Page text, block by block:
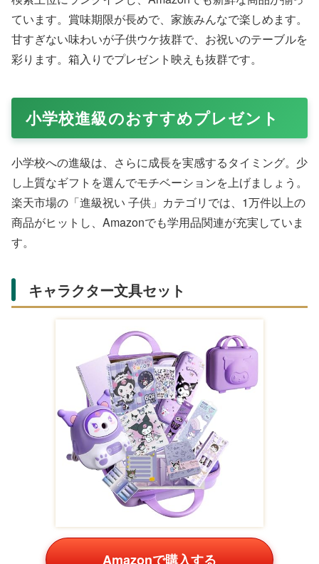
ています。賞味期限が長めで、家族みんなで楽しめます。
甘すぎない味わいが子供ウケ抜群で、お祝いのテーブルを
彩ります。箱入りでプレゼント映えも抜群です。
小学校進級のおすすめプレゼント
小学校への進級は、さらに成長を実感するタイミング。少
し上質なギフトを選んでモチベーションを上げましょう。
楽天市場の「進級祝い 子供」カテゴリでは、1万件以上の
商品がヒットし、Amazonでも学用品関連が充実していま
す。
キャラクター文具セット
Amazonで購入する